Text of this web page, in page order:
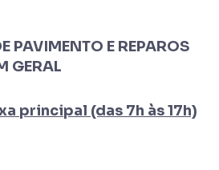
PAVIMENTO E REPAROS
GERAL
principal (das 7h às 17h)